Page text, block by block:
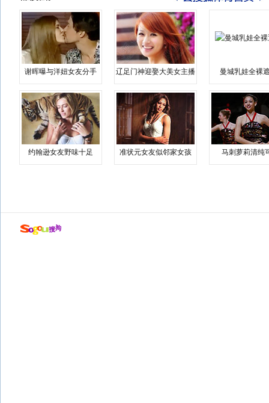
谢晖曝与洋妞女友分手 辽足门神迎娶大美女主播 曼城乳娃全裸
约翰逊女友野味十足 准状元女友似邻家女孩 马刺萝莉清纯